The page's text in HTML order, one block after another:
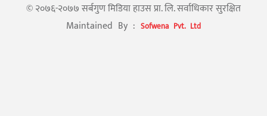
© २०७६-२०७७ सर्बगुण मिडिया हाउस प्रा. लि. सर्वाधिकार सुरक्षित
Maintained By : Sofwena Pvt. Ltd